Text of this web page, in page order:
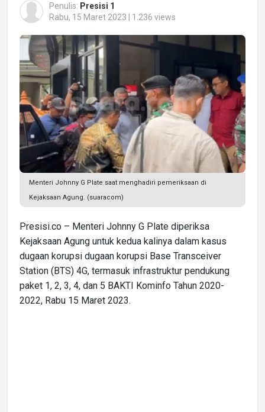
Penulis: Presisi 1
Rabu, 15 Maret 2023 | 1.236 views
Menteri Johnny G Plate saat menghadiri pemeriksaan di
Kejaksaan Agung. (suaracom)
Presisi.co – Menteri Johnny G Plate diperiksa
Kejaksaan Agung untuk kedua kalinya dalam kasus
dugaan korupsi dugaan korupsi Base Transceiver
Station (BTS) 4G, termasuk infrastruktur pendukung
paket 1, 2, 3, 4, dan 5 BAKTI Kominfo Tahun 2020-
2022, Rabu 15 Maret 2023.